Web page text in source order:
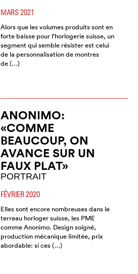
MARS 2021
Alors que les volumes produits sont en
forte baisse pour l’horlogerie suisse, un
segment qui semble résister est celui
de la personnalisation de montres
de (…)
ANONIMO:
«COMME
BEAUCOUP, ON
AVANCE SUR UN
FAUX PLAT»
PORTRAIT
FÉVRIER 2020
Elles sont encore nombreuses dans le
terreau horloger suisse, les PME
comme Anonimo. Design soigné,
production mécanique limitée, prix
abordable: si ces (…)